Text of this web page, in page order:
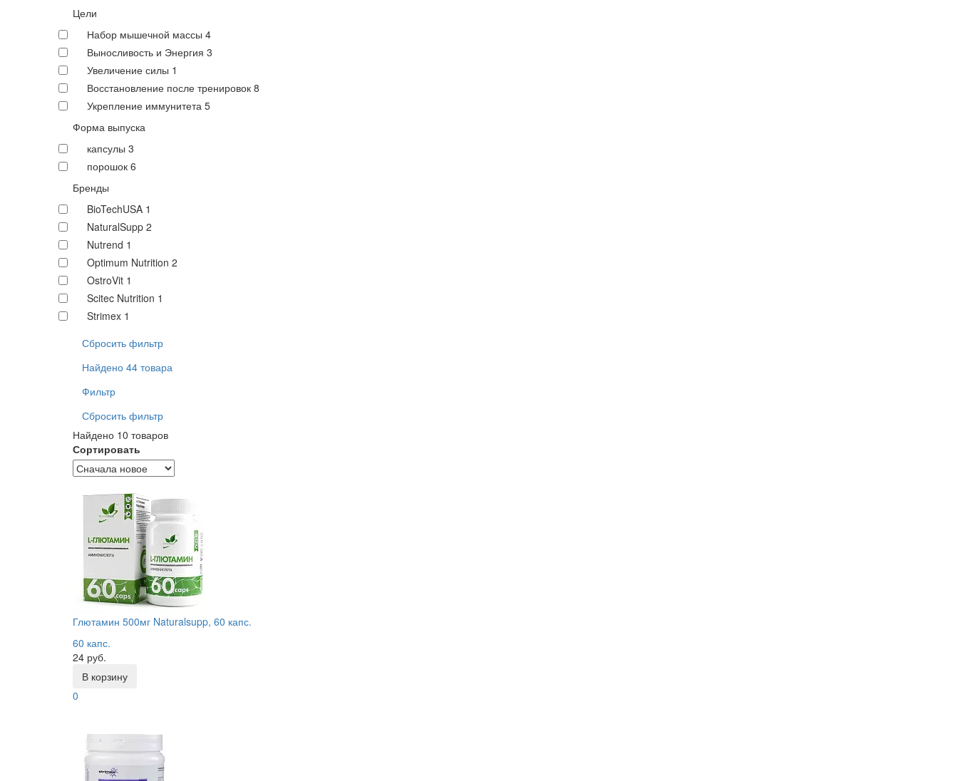
Цели
Набор мышечной массы 4
Выносливость и Энергия 3
Увеличение силы 1
Восстановление после тренировок 8
Укрепление иммунитета 5
Форма выпуска
капсулы 3
порошок 6
Бренды
BioTechUSA 1
NaturalSupp 2
Nutrend 1
Optimum Nutrition 2
OstroVit 1
Scitec Nutrition 1
Strimex 1
Сбросить фильтр
Найдено 44 товара
Фильтр
Сбросить фильтр
Найдено 10 товаров
Сортировать
Глютамин 500мг Naturalsupp, 60 капс.
60 капс.
24 руб.
В корзину
0